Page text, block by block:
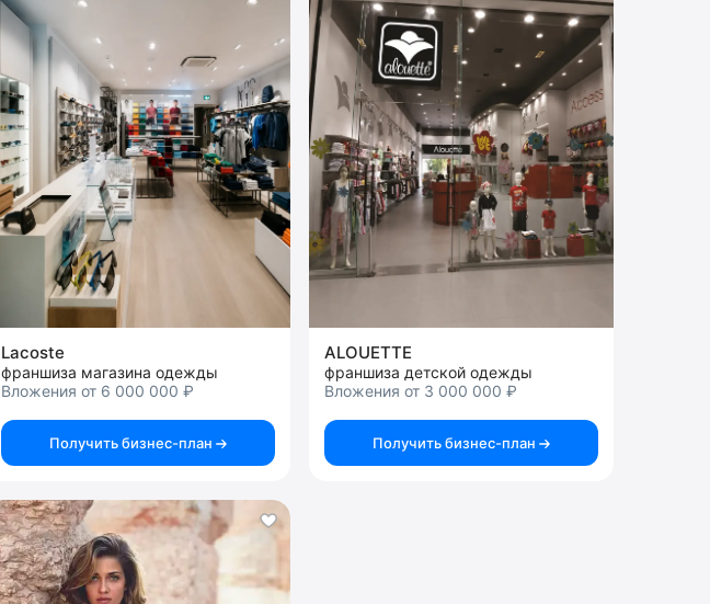
Lacoste
франшиза магазина одежды
Вложения от 6 000 000 ₽
Получить бизнес-план
ALOUETTE
франшиза детской одежды
Вложения от 3 000 000 ₽
Получить бизнес-план